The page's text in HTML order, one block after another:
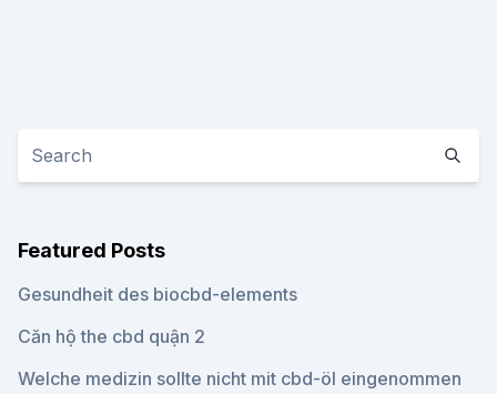
Featured Posts
Gesundheit des biocbd-elements
Căn hộ the cbd quận 2
Welche medizin sollte nicht mit cbd-öl eingenommen